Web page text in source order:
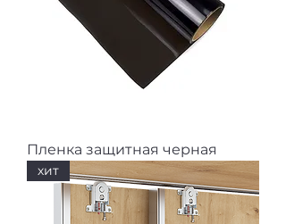
Пленка защитная черная
хит